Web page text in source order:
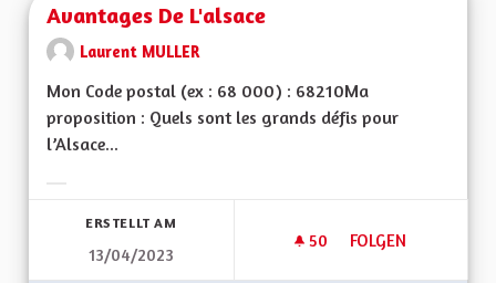
Avantages De L'alsace
Laurent MULLER
Mon Code postal (ex : 68 000) : 68210Ma
proposition : Quels sont les grands défis pour
l’Alsace...
ERSTELLT AM
13/04/2023
50 50 FOLLOWER
FOLGEN
AVANTAGES DE